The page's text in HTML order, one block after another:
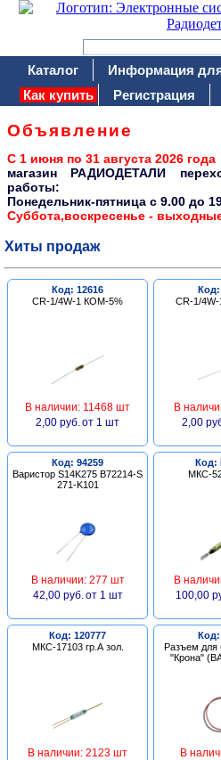
Каталог Информация
Как купить
Регистрация
Объявление
С 1 июня по 31 августа 2026 года
магазин РАДИОДЕТАЛИ
работы:
Понедельник-пятница c 9.00 до
Суббота,воскресенье -
Хиты продаж
Код: 12616
CR-1/4W-1 КОМ-5%
В наличии: 11468 шт
2,00 руб. от 1 шт
Код:
CR-1/
В
2,00
Код: 94259
Варистор S14K275 B72214-S
271-K101
В наличии: 277 шт
42,00 руб. от 1 шт
Код:
МКС-
В
100,00
Код: 120777
МКС-17103 гр.А зол.
В наличии: 2123 шт
Код:
Разъем для
"Крона"
В